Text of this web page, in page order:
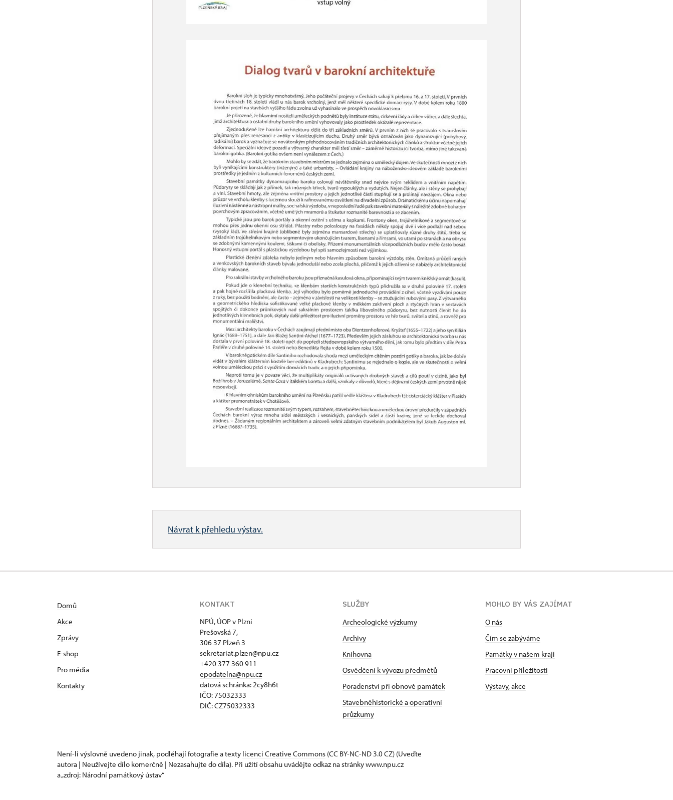
Návrat k přehledu výstav.
Domů
Akce
Zprávy
E-shop
Pro média
Kontakty
KONTAKT
NPÚ, ÚOP v Plzni
Prešovská 7,
306 37 Plzeň 3
sekretariat.plzen@npu.cz
+420 377 360 911
epodatelna@npu.cz
datová schránka: 2cy8h6t​
IČO: 75032333
DIČ: CZ75032333
SLUŽBY
Archeologické výzkumy
Archivy
Knihovna
Osvědčení k vývozu předmětů
Poradenství při obnově památek
Stavebněhistorické a operativní
průzkumy
MOHLO BY VÁS ZAJÍMAT
O nás
Čím se zabýváme
Památky v našem kraji
Pracovní příležitosti
Výstavy, akce
Není-li výslovně uvedeno jinak, podléhají fotografie a texty licenci Creative Commons (CC BY-NC-ND 3.0 CZ) (Uveďte
autora | Neužívejte dílo komerčně | Nezasahujte do díla). Při užití obsahu uvádějte odkaz na stránky www.npu.cz
a „zdroj: Národní památkový ústav“